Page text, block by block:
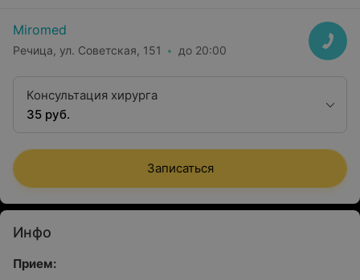
Miromed
Речица, ул. Советская, 151 до 20:00
Консультация хирурга
35 руб.
Записаться
Инфо
Прием: